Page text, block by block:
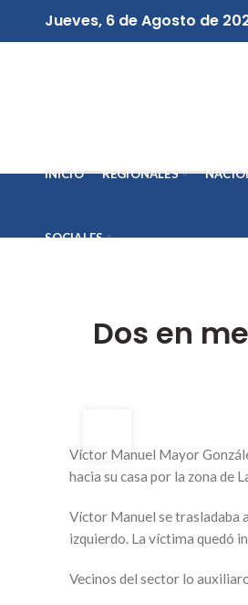
Jueves, 6 de Agosto de
INICIO REGIONALES
SOCIALES
Dos en
NOV
Víctor Manuel Mayor
hacia su casa por la zona de
Víctor Manuel se trasladaba
izquierdo. La víctima quedó
Vecinos del sector lo